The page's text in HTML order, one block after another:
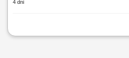
4 dni
Opis stanowiska: Aktywna obsługa